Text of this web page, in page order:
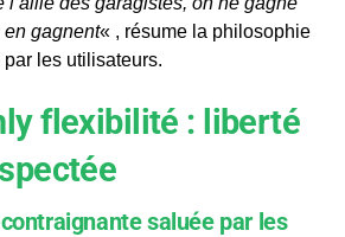
en gagnent« , résume la philosophie
les utilisateurs.
flexibilité : liberté
saluée par les